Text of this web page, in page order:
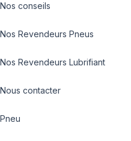
Nos conseils
Nos Revendeurs Pneus
Nos Revendeurs Lubrifiant
Nous contacter
Pneu